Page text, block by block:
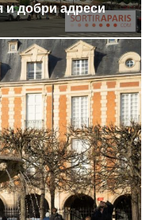
и добри адреси